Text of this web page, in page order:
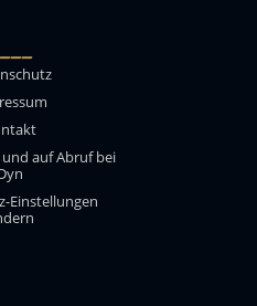
auf Abruf bei
Einstellungen